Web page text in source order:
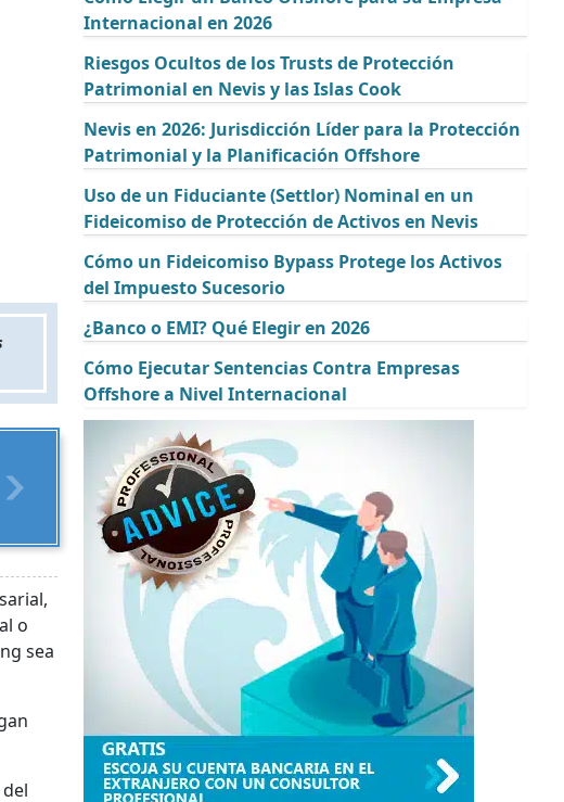
o
sea
Internacional en 2026
Riesgos Ocultos de los Trusts de Protección
Patrimonial en Nevis y las Islas Cook
Nevis en 2026: Jurisdicción Líder para la Protección
Patrimonial y la Planificación Offshore
Uso de un Fiduciante (Settlor) Nominal en un
Fideicomiso de Protección de Activos en Nevis
Cómo un Fideicomiso Bypass Protege los Activos
del Impuesto Sucesorio
¿Banco o EMI? Qué Elegir en 2026
Cómo Ejecutar Sentencias Contra Empresas
Offshore a Nivel Internacional